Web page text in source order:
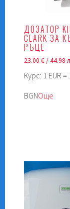
ДОЗАТОР
CLARK ЗА
РЪЦЕ
23.00€/ 44.98
Курс: 1 EUR
BGNОще